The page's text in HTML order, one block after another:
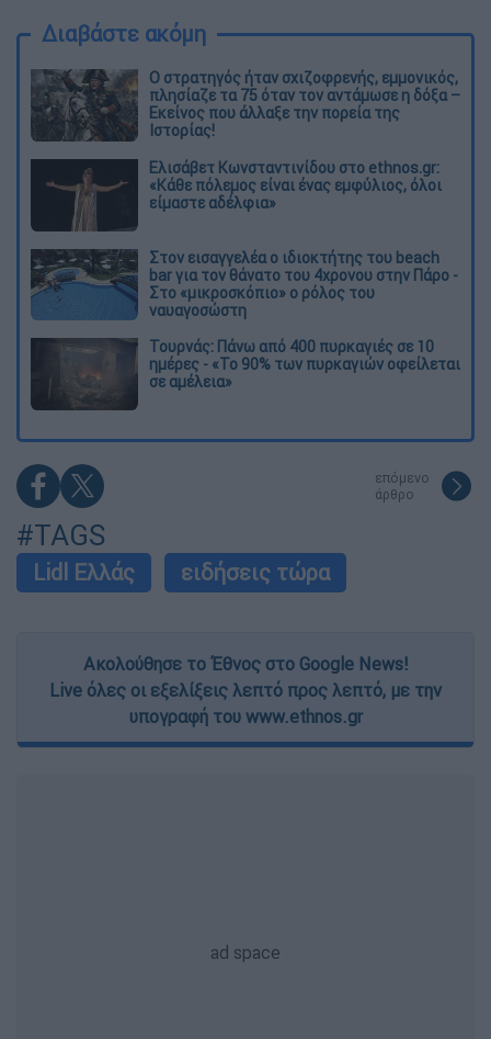
Διαβάστε ακόμη
O στρατηγός ήταν σχιζοφρενής, εμμονικός,
πλησίαζε τα 75 όταν τον αντάμωσε η δόξα –
Εκείνος που άλλαξε την πορεία της
Ιστορίας!
Ελισάβετ Κωνσταντινίδου στο ethnos.gr:
«Κάθε πόλεμος είναι ένας εμφύλιος, όλοι
είμαστε αδέλφια»
Στον εισαγγελέα ο ιδιοκτήτης του beach
bar για τον θάνατο του 4χρονου στην Πάρο -
Στο «μικροσκόπιο» ο ρόλος του
ναυαγοσώστη
Τουρνάς: Πάνω από 400 πυρκαγιές σε 10
ημέρες - «Το 90% των πυρκαγιών οφείλεται
σε αμέλεια»
επόμενο
άρθρο
#TAGS
Lidl Ελλάς ειδήσεις τώρα
Ακολούθησε το Έθνος στο Google News!
Live όλες οι εξελίξεις λεπτό προς λεπτό, με την
υπογραφή του www.ethnos.gr